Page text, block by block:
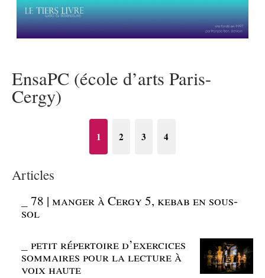
EnsaPC (école d’arts Paris-
Cergy)
1 2 3 4
Articles
_78 | manger à Cergy 5, kebab en sous-
sol
_petit répertoire d’exercices
sommaires pour la lecture à
voix haute